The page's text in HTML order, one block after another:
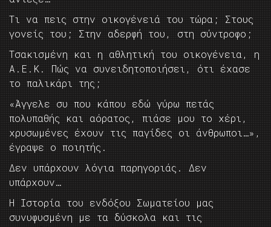
Τι να πεις στην οικογένειά του τώρα; Στους
γονείς του; Στην αδερφή του, στη σύντροφο;
Τσακισμένη και η αθλητική του οικογένεια, η
Α.Ε.Κ. Πώς να συνειδητοποιήσει, ότι έχασε
το παλικάρι της;
«Άγγελε συ που κάπου εδώ γύρω πετάς
πολυπαθής και αόρατος, πιάσε μου το χέρι,
χρυσωμένες έχουν τις παγίδες οι άνθρωποι…»,
έγραψε ο ποιητής.
Δεν υπάρχουν λόγια παρηγοριάς. Δεν
υπάρχουν…
Η Ιστορία του ενδόξου Σωματείου μας
συνυφυσμένη με τα δύσκολα και τις